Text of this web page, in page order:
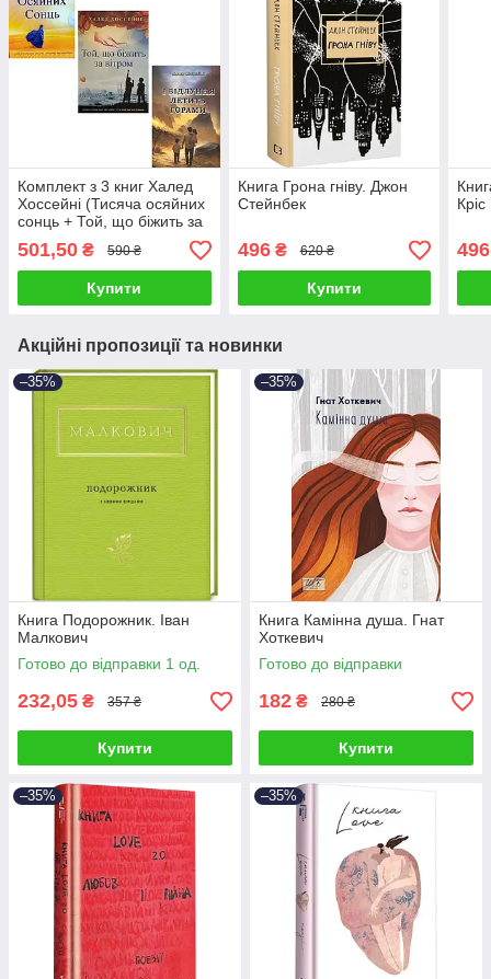
Комплект з 3 книг Халед
Хоссейні (Тисяча осяйних
сонць + Той, що біжить за
вітром + І відлуння летить
гормами)
501,50 ₴ 590 ₴
Купити
Книга Грона гніву. Джон
Стейнбек
496₴ 620 ₴
Купити
Кріс
496
Акційні пропозиції та новинки
–35%
Книга Подорожник. Іван
Малкович
Готово до відправки 1 од.
232,05 ₴ 357 ₴
Купити
–35%
Книга Камінна душа. Гнат
Хоткевич
Готово до відправки
182 ₴ 280 ₴
Купити
–35% –35%